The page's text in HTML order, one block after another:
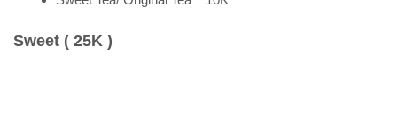
Sweet ( 25K )